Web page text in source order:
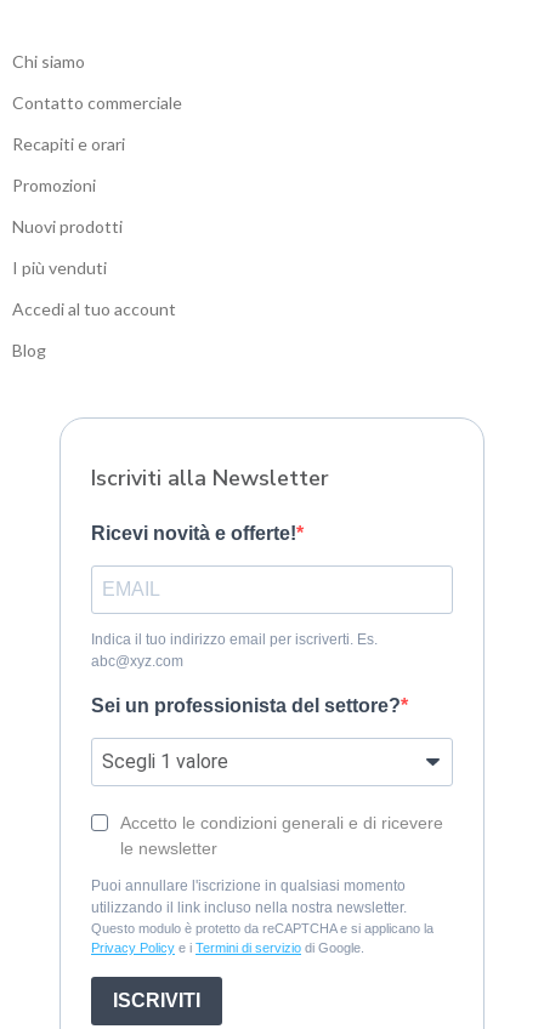
Chi siamo
Contatto commerciale
Recapiti e orari
Promozioni
Nuovi prodotti
I più venduti
Accedi al tuo account
Blog
Iscriviti alla Newsletter
Ricevi novità e offerte!
Indica il tuo indirizzo email per iscriverti. Es.
abc@xyz.com
Sei un professionista del settore?
Accetto le condizioni generali e di ricevere
le newsletter
Puoi annullare l'iscrizione in qualsiasi momento
utilizzando il link incluso nella nostra newsletter.
Questo modulo è protetto da reCAPTCHA e si applicano la
Privacy Policy e i Termini di servizio di Google.
ISCRIVITI